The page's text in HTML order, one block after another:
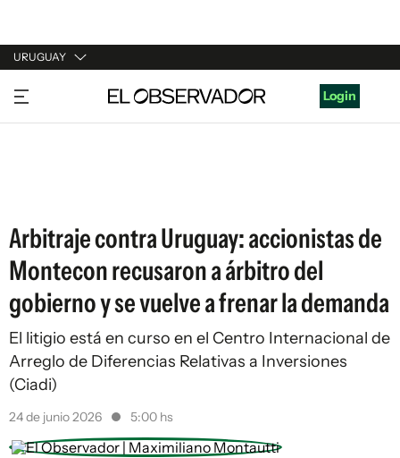
URUGUAY
URUGUAY
ARGENTINA
Login
Arbitraje contra Uruguay: accionistas de
Montecon recusaron a árbitro del
gobierno y se vuelve a frenar la demanda
El litigio está en curso en el Centro Internacional de
Arreglo de Diferencias Relativas a Inversiones
(Ciadi)
24 de junio 2026 5:00 hs